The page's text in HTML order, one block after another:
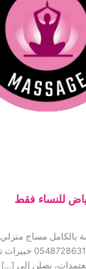
للنساء فقط
بالكامل مساج منزلي
للنساء فقط – ليالي
يصلن إلى […]